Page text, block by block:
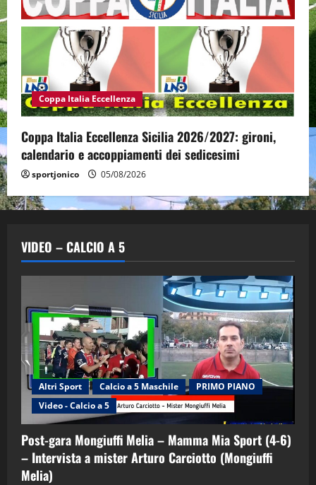
Coppa Italia Eccellenza
Coppa Italia Eccellenza Sicilia 2026/2027: gironi,
calendario e accoppiamenti dei sedicesimi
sportjonico 05/08/2026
VIDEO – CALCIO A 5
Altri Sport Calcio a 5 Maschile
PRIMO PIANO
Video - Calcio a 5
Post-gara Mongiuffi Melia – Mamma Mia Sport (4-6)
– Intervista a mister Arturo Carciotto (Mongiuffi
Melia)